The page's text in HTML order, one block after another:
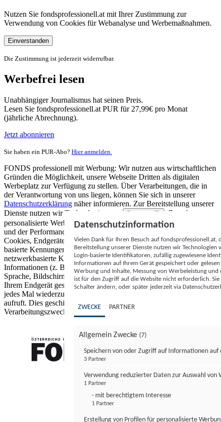
Nutzen Sie fondsprofessionell.at mit Ihrer Zustimmung zur
Verwendung von Cookies für Webanalyse und Werbemaßnahmen.
Einverstanden
Die Zustimmung ist jederzeit widerrufbar.
Werbefrei lesen
Unabhängiger Journalismus hat seinen Preis.
Lesen Sie fondsprofessionell.at PUR für 27,99€ pro Monat
(jährliche Abrechnung).
Jetzt abonnieren
Sie haben ein PUR-Abo? Hier anmelden.
FONDS professionell mit Werbung: Wir nutzen aus wirtschaftlichen
Gründen die Möglichkeit, unsere Webseite Dritten als digitalen
Werbeplatz zur Verfügung zu stellen. Über Verarbeitungen, die in
der Verantwortung von uns liegen, können Sie sich in unserer
Datenschutzerklärung näher informieren. Zur Bereitstellung unserer
Dienste nutzen wir Technologien von
Partnern (5)
. Zwecke:
personalisierte Werbung und Inhalte, Messung von Werbeleistung
und der Performance von Inhalten sowie Zielgruppenforschung.
Cookies, Endgeräte- oder ähnliche Online-Kennungen (z. B. login-
basierte Kennungen, zufällig generierte Kennungen,
netzwerkbasierte Kennungen) können zusammen mit anderen
Informationen (z. B. Browsertyp und Browserinformationen,
Sprache, Bildschirmgröße, unterstützte Technologien usw.) auf
Ihrem Endgerät gespeichert oder von dort ausgelesen werden, um es
jedes Mal wiederzuerkennen, wenn es eine App oder einer Webseite
aufruft. Dies geschieht für einen oder mehrere der hier aufgeführten
Verarbeitungszwecke.
Datenschutzinformation
Vielen Dank für Ihren Besuch auf
Bereitstellung unserer Dienste nutzen wir Technologien
Login-basierte Identifikatoren, zufällig zugewiesene
Informationen auf Ihrem Gerät gespeichert oder
Werbung und Inhalte, Messung von Werbeleistung
ist für den Zugriff auf die Website nicht erforderlich.
Schalter ändern, oder später jederzeit via
ZWECKE PARTNER
Allgemein Zwecke (7)
Speichern von oder Zugriff auf Informationen auf
3 Partner
Verwendung reduzierter Daten zur Auswahl von
1 Partner
- mit berechtigtem Interesse
1 Partner
Erstellung von Profilen für personalisierte
FONDS professionell